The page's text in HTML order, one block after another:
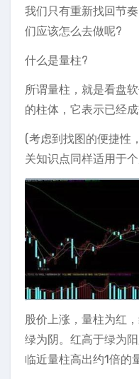
我们只有重新找回节
们应该怎么去做呢?
什么是量柱?
所谓量柱，就是看盘
的柱体，它表示已经
(考虑到找图的便捷性
关知识点同样适用于
股价上涨，量柱为红
绿为阴。红高于绿为
临近量柱高出约1倍的